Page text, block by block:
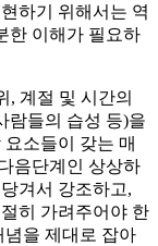
하기 위해서는 역
한 이해가 필요하
, 계절 및 시간의
람들의 습성 등)을
소들이 갖는 매
음단계인 상상하
겨서 강조하고,
히 가려주어야 한
념을 제대로 잡아